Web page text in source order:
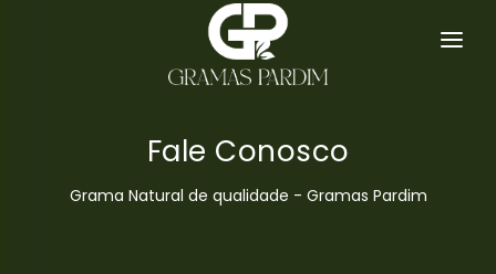
HOME
Fale Conosco
Grama Natural de qualidade - Gramas Pardim